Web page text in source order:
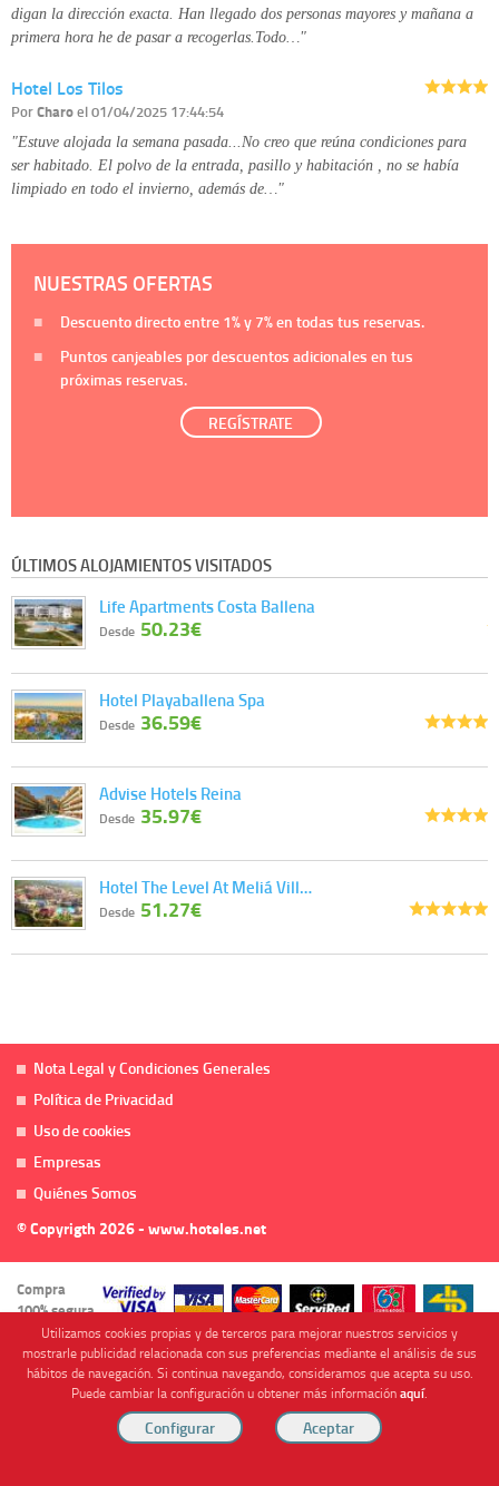
digan la dirección exacta. Han llegado dos personas mayores y mañana a
primera hora he de pasar a recogerlas.Todo…"
Hotel Los Tilos
PorCharoel 01/04/2025 17:44:54
"Estuve alojada la semana pasada...No creo que reúna condiciones para
ser habitado. El polvo de la entrada, pasillo y habitación , no se había
limpiado en todo el invierno, además de…"
NUESTRAS OFERTAS
Descuento directo entre 1%y 7%en todas tus reservas.
Puntos canjeables por descuentos adicionales en tus
próximas reservas.
REGÍSTRATE
ÚLTIMOS ALOJAMIENTOS VISITADOS
Life Apartments Costa Ballena
Desde 50.23€
Hotel Playaballena Spa
Desde 36.59€
Advise Hotels Reina
Desde 35.97€
Hotel The Level At Meliá Vill…
Desde 51.27€
Nota Legal y Condiciones Generales
Política de Privacidad
Uso de cookies
Empresas
Quiénes Somos
© Copyrigth 2026 - www.hoteles.net
Compra
100% segura
Cofinanciado por
Utilizamos cookies propias y de terceros para mejorar nuestros servicios y
mostrarle publicidad relacionada con sus preferencias mediante el análisis de sus
hábitos de navegación. Si continua navegando, consideramos que acepta su uso.
Puede cambiar la configuración u obtener más informaciónaquí.